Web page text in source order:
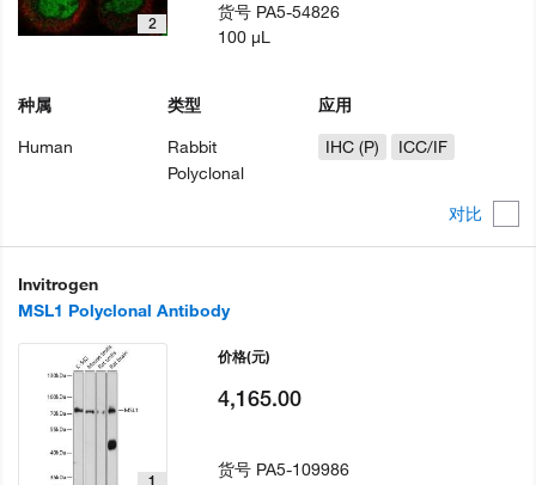
对比
2
种属
Human
类型
Rabbit
Polyclonal
应用
IHC (P)
ICC/IF
货号 PA5-54826
100 µL
Invitrogen
MSL1 Polyclonal Antibody
1
价格(元)
4,165.00
货号 PA5-109986